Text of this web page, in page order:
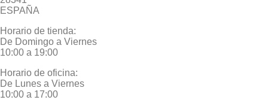
ESPAÑA
Horario de tienda:
De Domingo a Viernes
10:00 a 19:00
Horario de oficina:
De Lunes a Viernes
10:00 a 17:00